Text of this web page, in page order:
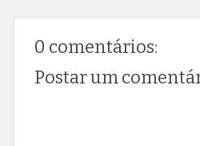
0 comentários:
Postar um